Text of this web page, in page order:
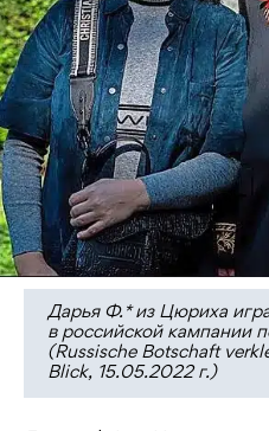
Дарья Ф.* из Цюриха
в российской кампании
(Russische Botschaft
Blick, 15.05.2022 г.)